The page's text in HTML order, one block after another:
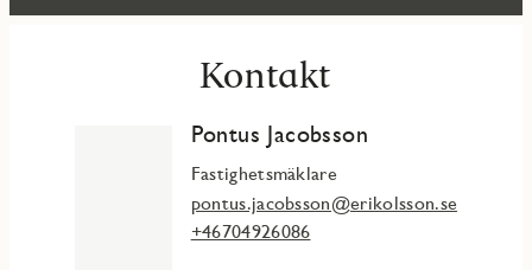
Kontakt
Pontus Jacobsson
Fastighetsmäklare
pontus.jacobsson@erikolsson.se
+46704926086